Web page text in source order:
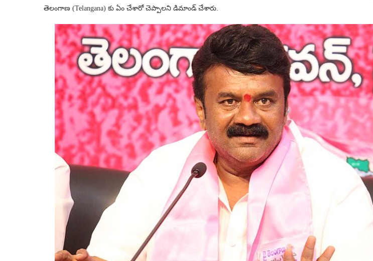
తెలంగాణ (Telangana) కు ఏం చేశారో చెప్పాలని డిమాండ్ చేశారు.